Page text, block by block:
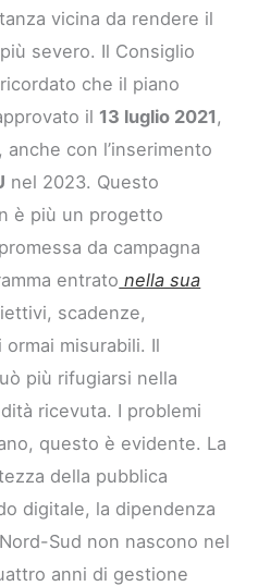
vicina da rendere il
severo. Il Consiglio
che il piano
il 13 luglio 2021 ,
con l’inserimento
nel 2023. Questo
è più un progetto
da campagna
entrato nella sua
scadenze,
misurabili. Il
più rifugiarsi nella
ricevuta. I problemi
questo è evidente. La
della pubblica
digitale, la dipendenza
Sud non nascono nel
anni di gestione